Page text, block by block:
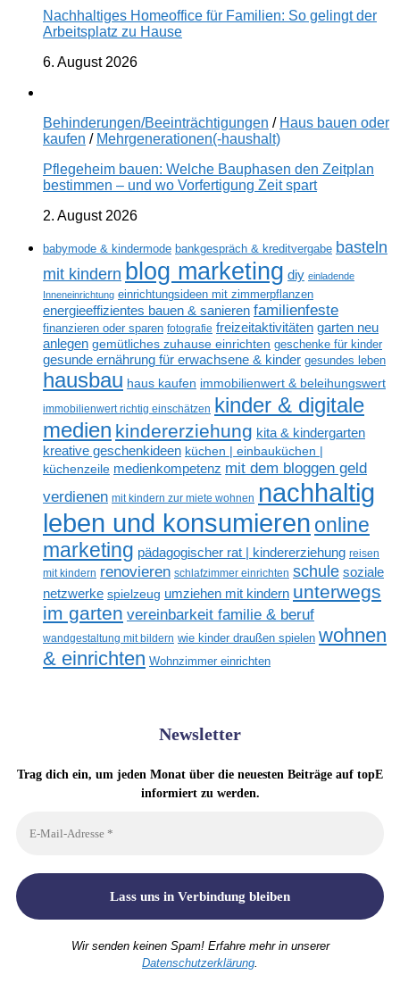
Nachhaltiges Homeoffice für Familien: So gelingt der
Arbeitsplatz zu Hause
6. August 2026
Behinderungen/Beeinträchtigungen / Haus bauen oder
kaufen / Mehrgenerationen(-haushalt)
Pflegeheim bauen: Welche Bauphasen den Zeitplan
bestimmen – und wo Vorfertigung Zeit spart
2. August 2026
babymode & kindermode bankgespräch & kreditvergabe basteln
mit kindern blog marketing diy einladende
Inneneinrichtung einrichtungsideen mit zimmerpflanzen
energieeffizientes bauen & sanieren familienfeste
finanzieren oder sparen fotografie freizeitaktivitäten garten neu
anlegen gemütliches zuhause einrichten geschenke für kinder
gesunde ernährung für erwachsene & kinder gesundes leben
hausbau haus kaufen immobilienwert & beleihungswert
immobilienwert richtig einschätzen kinder & digitale
medien kindererziehung kita & kindergarten
kreative geschenkideen küchen | einbauküchen |
küchenzeile medienkompetenz mit dem bloggen geld
verdienen mit kindern zur miete wohnen nachhaltig
leben und konsumieren online
marketing pädagogischer rat | kindererziehung reisen
mit kindern renovieren schlafzimmer einrichten schule soziale
netzwerke spielzeug umziehen mit kindern unterwegs
im garten vereinbarkeit familie & beruf
wandgestaltung mit bildern wie kinder draußen spielen wohnen
& einrichten Wohnzimmer einrichten
Newsletter
Trag dich ein, um jeden Monat über die neuesten Beiträge auf topE
informiert zu werden.
Wir senden keinen Spam! Erfahre mehr in unserer
Datenschutzerklärung.